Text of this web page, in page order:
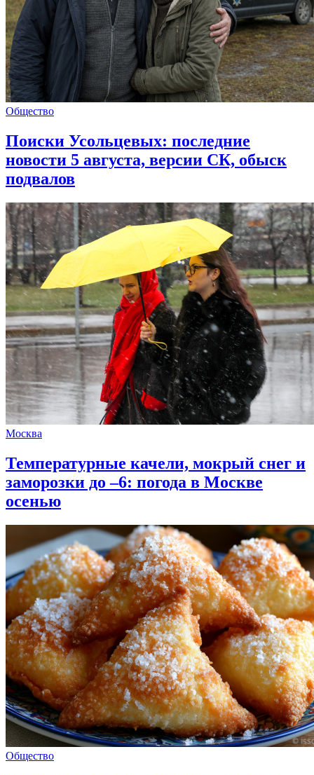
Общество
Поиски Усольцевых: последние
новости 5 августа, версии СК, обыск
подвалов
Москва
Температурные качели, мокрый снег и
заморозки до –6: погода в Москве
осенью
Общество